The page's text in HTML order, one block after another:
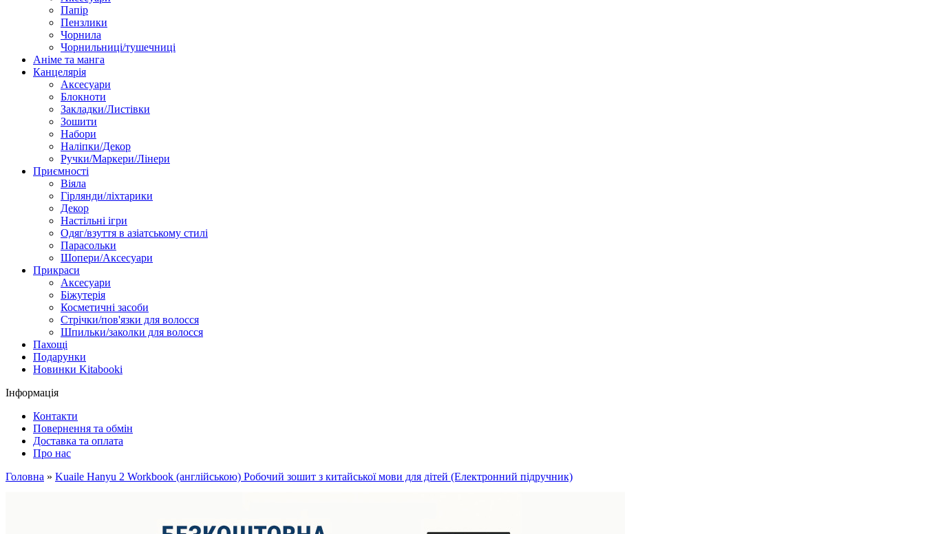
Папір
Пензлики
Чорнила
Чорнильниці/тушечниці
Аніме та манга
Канцелярія
Аксесуари
Блокноти
Закладки/Листівки
Зошити
Набори
Наліпки/Декор
Ручки/Маркери/Лінери
Приємності
Віяла
Гірлянди/ліхтарики
Декор
Настільні ігри
Одяг/взуття в азіатському стилі
Парасольки
Шопери/Аксесуари
Прикраси
Аксесуари
Біжутерія
Косметичні засоби
Стрічки/пов'язки для волосся
Шпильки/заколки для волосся
Пахощі
Подарунки
Новинки Kitabooki
Інформація
Контакти
Повернення та обмін
Доставка та оплата
Про нас
Головна » Kuaile Hanyu 2 Workbook (англійською) Робочий зошит з китайської мови для дітей (Електронний підручник)